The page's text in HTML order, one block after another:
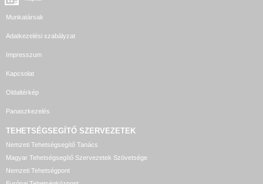
Munkatársak
Adatkezelési szabályzat
Impresszum
Kapcsolat
Oldaltérkép
Panaszkezelés
TEHETSÉGSEGÍTŐ SZERVEZETEK
Nemzeti Tehetségsegítő Tanács
Magyar Tehetségsegítő Szervezetek Szövetsége
Nemzeti Tehetségpont